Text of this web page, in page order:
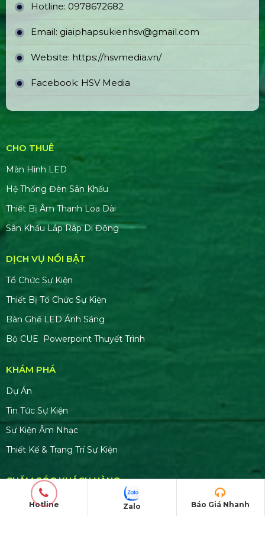
Hotline: 0978672682
Email: giaiphapsukienhsv@gmail.com
Website: https://hsvmedia.vn/
Facebook: HSV Media
CHO THUÊ
Màn Hình LED
Hệ Thống Đèn Sân Khấu
Thiết Bị Âm Thanh Loa Dài
Sân Khấu Lắp Ráp Di Động
DỊCH VỤ NỔI BẬT
Tổ Chức Sự Kiện
Thiết Bị Tổ Chức Sự Kiện
Bàn Ghế LED Ánh Sáng
Bộ CUE Powerpoint Thuyết Trình
KHÁM PHÁ
Dự Án
Tin Tức Sự Kiện
Sự Kiện Âm Nhạc
Thiết Kế & Trang Trí Sự Kiện
CHĂM SÓC KHÁCH HÀNG
Liên hệHotline Báo Giá Nhanh
Zalo